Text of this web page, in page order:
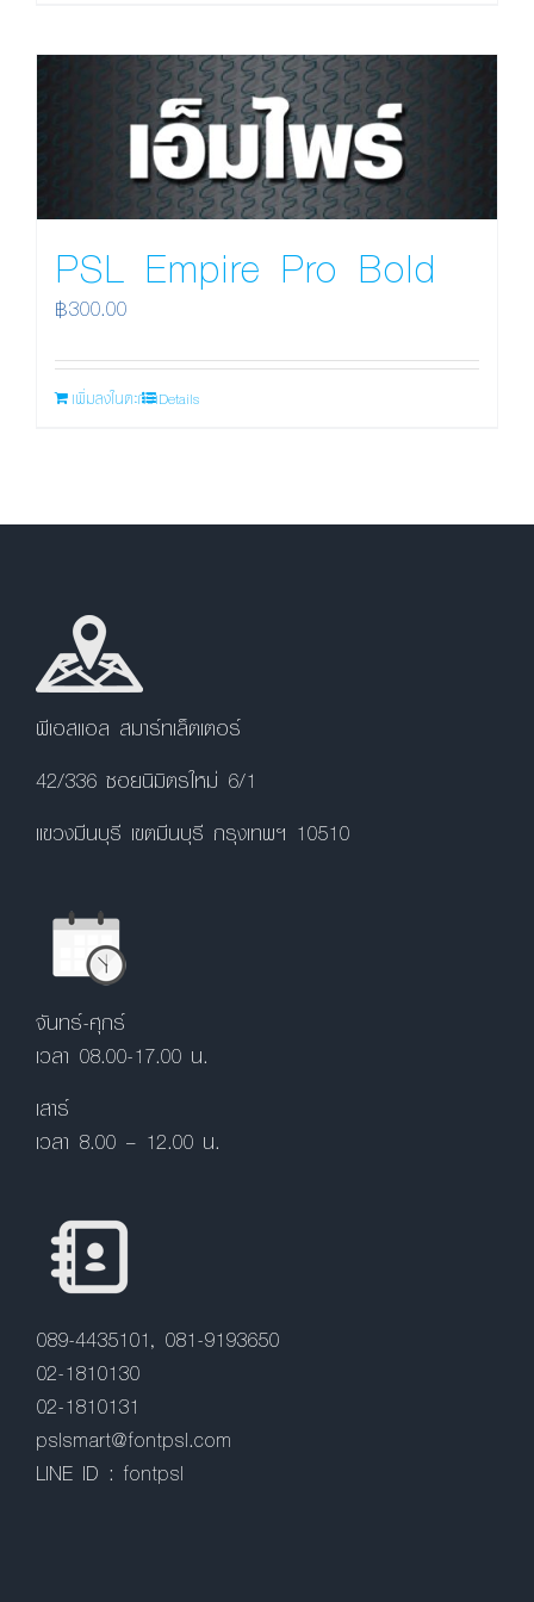
PSL Empire Pro Bold
฿300.00
เพิ่มลงในตะกร้าDetails
พีเอสแอล สมาร์ทเล็ตเตอร์
42/336 ซอยนิมิตรใหม่ 6/1
แขวงมีนบุรี เขตมีนบุรี กรุงเทพฯ 10510
จันทร์-ศุกร์
เวลา 08.00-17.00 น.
เสาร์
เวลา 8.00 – 12.00 น.
089-4435101, 081-9193650
02-1810130
02-1810131
pslsmart@fontpsl.com
LINE ID : fontpsl